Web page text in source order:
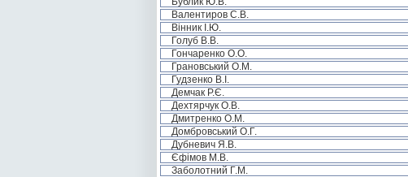
Валентиров С.В.
Вінник І.Ю.
Голуб В.В.
Гончаренко О.О.
Грановський О.М.
Гудзенко В.І.
Демчак Р.Є.
Дехтярчук О.В.
Дмитренко О.М.
Домбровський О.Г.
Дубневич Я.В.
Єфімов М.В.
Заболотний Г.М.